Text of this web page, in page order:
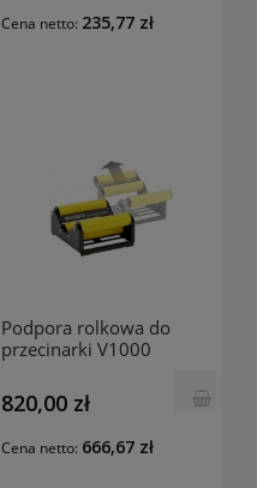
Cena netto: 235,77 zł
Podpora rolkowa do
przecinarki V1000
820,00 zł
Cena netto: 666,67 zł